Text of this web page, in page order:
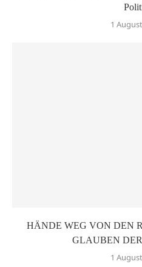
1
HÄNDE WEG VON DEN
GLAUBEN
1